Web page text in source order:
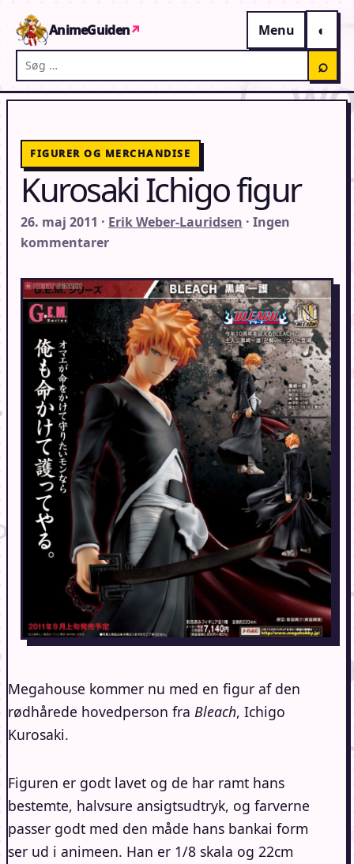
AnimeGuiden↗
Menu
Søg på AnimeGuiden
⌕
FIGURER OG MERCHANDISE
Kurosaki Ichigo figur
26. maj 2011 · Erik Weber-Lauridsen · Ingen
kommentarer
Megahouse kommer nu med en figur af den
rødhårede hovedperson fra Bleach, Ichigo
Kurosaki.
Figuren er godt lavet og de har ramt hans
bestemte, halvsure ansigtsudtryk, og farverne
passer godt med den måde hans bankai form
ser ud i animeen. Han er 1/8 skala og 22cm